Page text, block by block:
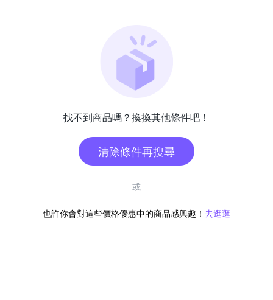
找不到商品嗎？換換其他條件吧！
清除條件再搜尋
或
也許你會對這些價格優惠中的商品感興趣！ 去逛逛